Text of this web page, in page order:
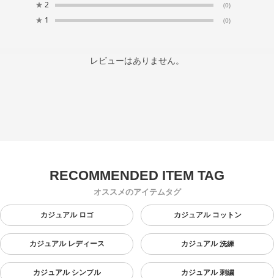
★ 2 (0)
★ 1 (0)
レビューはありません。
オススメのアイテムタグ
カジュアル ロゴ カジュアル コットン
カジュアル レディース カジュアル 洗練
カジュアル シンプル カジュアル 刺繍